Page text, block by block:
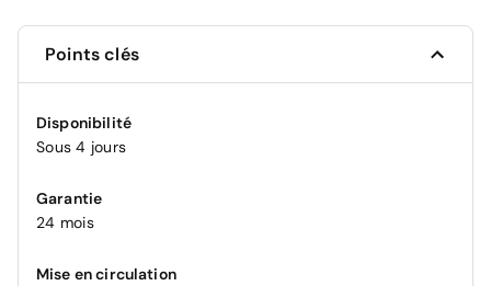
Points clés
Disponibilité
Sous 4 jours
Garantie
24 mois
Mise en circulation